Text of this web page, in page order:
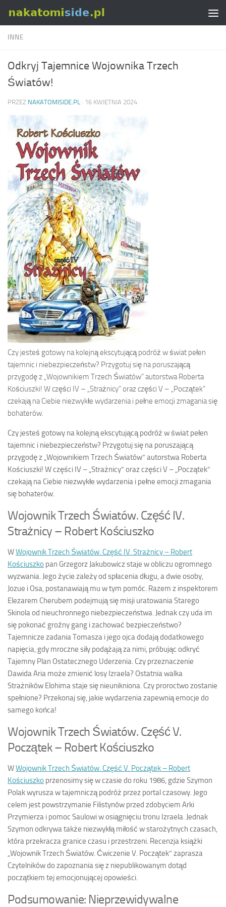
Skip to content
INNE
Odkryj Tajemnice Wojownika Trzech
Światów!
PRZEZ NAKATOMISIDE.PL · 16 KWIETNIA 2024
Czy jesteś gotowy na kolejną ekscytującą podróż w świat pełen
tajemnic i niebezpieczeństw? Przygotuj się na poruszającą
przygodę z „Wojownikiem Trzech Światów” autorstwa Roberta
Kościuszki! W części IV – „Strażnicy” oraz części V – „Początek”
czekają na Ciebie niezwykłe wydarzenia i pełne emocji zmagania się
bohaterów.
Czy jesteś gotowy na kolejną ekscytującą podróż w świat pełen
tajemnic i niebezpieczeństw? Przygotuj się na poruszającą
przygodę z „Wojownikiem Trzech Światów” autorstwa Roberta
Kościuszki! W części IV – „Strażnicy” oraz części V – „Początek”
czekają na Ciebie niezwykłe wydarzenia i pełne emocji zmagania
się bohaterów.
Wojownik Trzech Światów. Część IV.
Strażnicy – Robert Kościuszko
WWojownik Trzech Światów. Część IV. Strażnicy – Robert
Kościuszko pan Grzegorz Jakubowicz staje w obliczu ogromnego
wyzwania. Jego życie zależy od spłacenia długu, a dwie osoby,
Jozue i Osa, postanawiają mu w tym pomóc. Razem z inspektorem
Elezarem Cherubem podejmują się misji uratowania Starego
Skinola od nieuchronnego niebezpieczeństwa. Jednak czy uda im
się pokonać groźny gang i zachować bezpieczeństwo?
Tajemnicze zadania Tomasza i jego ojca dodają dodatkowego
napięcia, gdy mroczne siły podążają za nimi, próbując odkryć
Tajemny Plan Ostatecznego Uderzenia. Czy przeznaczenie
Dawida Aria może zmienić losy Izraela? Ostatnia walka
Strażników Elohima staje się nieunikniona. Czy proroctwo zostanie
spełnione? Przekonaj się, jakie wydarzenia zapewnią emocje do
samego końca!
Wojownik Trzech Światów. Część V.
Początek – Robert Kościuszko
WWojownik Trzech Światów. Część V. Początek – Robert
Kościuszko przenosimy się w czasie do roku 1986, gdzie Szymon
Polak wyrusza w tajemniczą podróż przez portal czasowy. Jego
celem jest powstrzymanie Filistynów przed zdobyciem Arki
Przymierza i pomoc Saulowi w osiągnięciu tronu Izraela. Jednak
Szymon odkrywa także niezwykłą miłość w starożytnych czasach,
która przekracza granice czasu i przestrzeni. Recenzja książki
„Wojownik Trzech Światów. Ćwiczenie V. Początek” zaprasza
Czytelników do zapoznania się z niepublikowanym dotąd
początkiem tej emocjonującej opowieści.
Podsumowanie: Nieprzewidywalne